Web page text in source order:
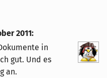
2011:
in
gut. Und es
an.